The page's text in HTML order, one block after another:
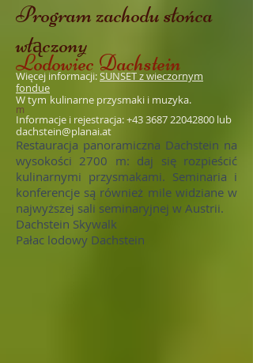
Program zachodu słońca
włączony
Lodowiec Dachstein
Więcej informacji:SUNSET z wieczornym
fondue
W tym kulinarne przysmaki i muzyka.
m
Informacje i rejestracja:+43 3687 22042800 lub
dachstein@planai.at
Restauracja panoramiczna Dachstein na
wysokości 2700 m: daj się rozpieścić
kulinarnymi przysmakami. Seminaria i
konferencje są również mile widziane w
najwyższej sali seminaryjnej w Austrii.
Dachstein Skywalk
Pałac lodowy Dachstein